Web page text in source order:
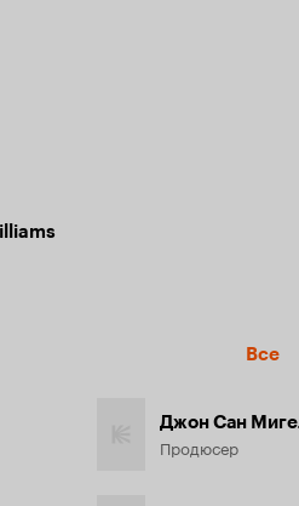
Все
Джон Сан
Продюсер